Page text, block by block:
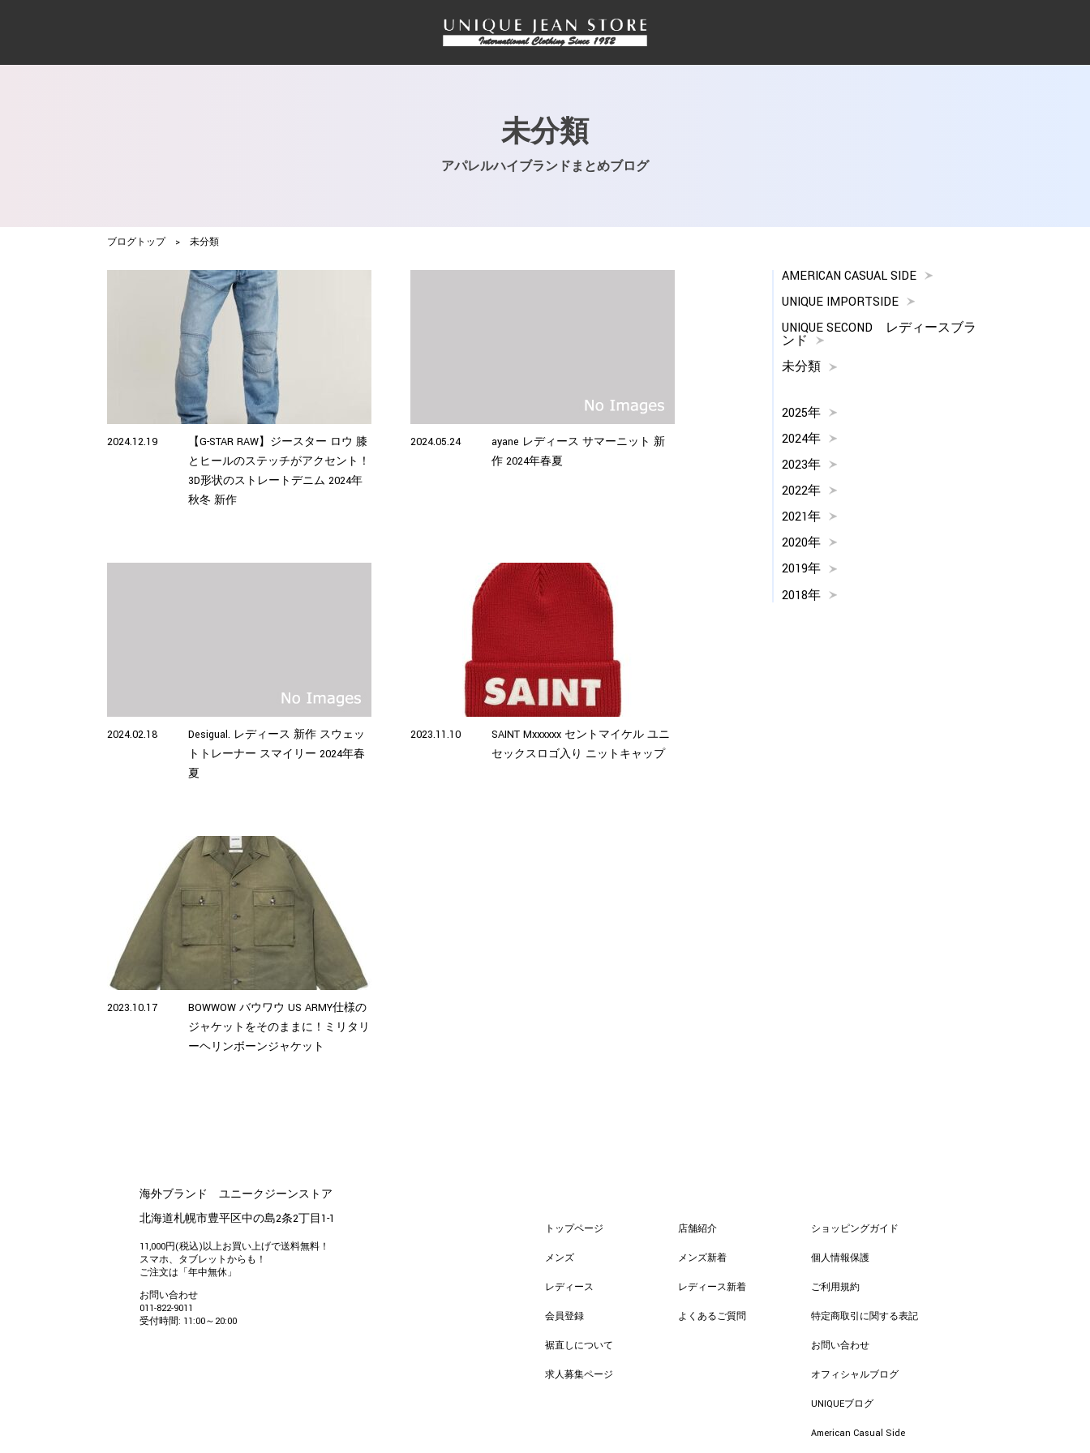
未分類
アパレルハイブランドまとめブログ
ブログトップ > 未分類
AMERICAN CASUAL SIDE
UNIQUE IMPORTSIDE
UNIQUE SECOND レディースブラ
ンド
未分類
2025年
2024年
2023年
2022年
2021年
2020年
2019年
2018年
2024.12.19
【G-STAR RAW】ジースター ロウ 膝
とヒールのステッチがアクセント！
3D形状のストレートデニム 2024年
秋冬 新作
2024.05.24
ayane レディース サマーニット 新
作 2024年春夏
2024.02.18
Desigual. レディース 新作 スウェッ
トトレーナー スマイリー 2024年春
夏
2023.11.10
SAINT Mxxxxxx セントマイケル ユニ
セックスロゴ入り ニットキャップ
2023.10.17
BOWWOW バウワウ US ARMY仕様の
ジャケットをそのままに！ミリタリ
ーヘリンボーンジャケット
海外ブランド ユニークジーンストア
北海道札幌市豊平区中の島2条2丁目1-1
11,000円(税込)以上お買い上げで送料無料！
スマホ、タブレットからも！
ご注文は「年中無休」
お問い合わせ
011-822-9011
受付時間: 11:00～20:00
トップページ
メンズ
レディース
会員登録
裾直しについて
求人募集ページ
店舗紹介
メンズ新着
レディース新着
よくあるご質問
ショッピングガイド
個人情報保護
ご利用規約
特定商取引に関する表記
お問い合わせ
オフィシャルブログ
UNIQUEブログ
American Casual Side